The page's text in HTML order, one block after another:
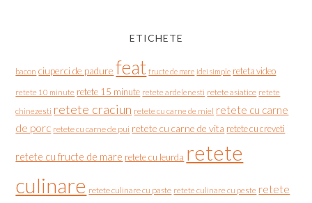
ETICHETE
bacon ciuperci de padure feat fructe de mare idei simple reteta video
retete 10 minute retete 15 minute retete ardelenesti retete asiatice retete
chinezesti retete craciun retete cu carne de miel retete cu carne
de porc retete cu carne de pui retete cu carne de vita retete cu creveti
retete cu fructe de mare retete cu leurda retete
culinare retete culinare cu paste retete culinare cu peste retete